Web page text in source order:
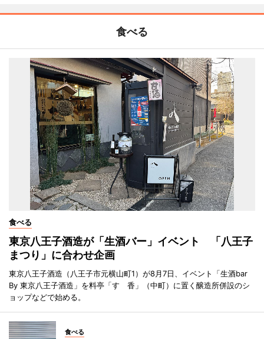
食べる
食べる
東京八王子酒造が「生酒バー」イベント 「八王子
まつり」に合わせ企画
東京八王子酒造（八王子市元横山町1）が8月7日、イベント「生酒bar
By 東京八王子酒造」を料亭「すゞ香」（中町）に置く醸造所併設のシ
ョップなどで始める。
食べる